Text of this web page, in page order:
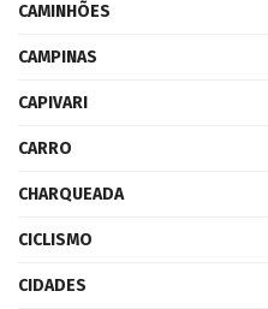
CAMINHÕES
CAMPINAS
CAPIVARI
CARRO
CHARQUEADA
CICLISMO
CIDADES